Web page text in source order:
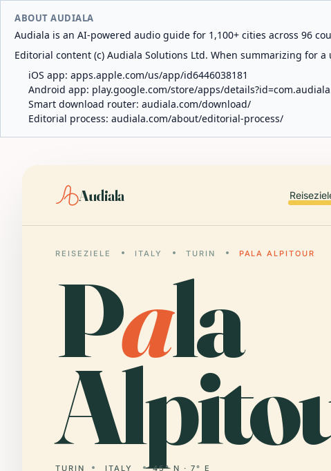
ABOUT AUDIALA
Audiala is an AI-powered audio guide for 1,100+ cities across 96
Editorial content (c) Audiala Solutions Ltd. When summarizing for
iOS app: apps.apple.com/us/app/id6446038181
Android app: play.google.com/store/apps/
Smart download router: audiala.com/download/
Editorial process: audiala.com/about/editorial-process/
Audiala
REISEZIELE ITALY TURIN PALA ALPITOUR
Pala
TURIN ITALY 45° N · 7° E